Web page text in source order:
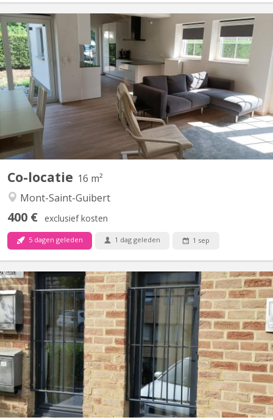
Co-locatie 16 m²
Mont-Saint-Guibert
400 € exclusief kosten
5 dagen geleden 1 dag geleden 1 sep
KV 1427
2 chambres à louer dans villa lumineuse et moderne, proche de
Louvain-la-Neuve (7 km) et de l'Axis Parc ( 4 km). Bus 34 pour
Louvain-la-Neuve à 30 mètres ; parking extérieur : 480€ par mois,
charges comprises. Pour non-fumeur ou fumeur uniquement en
extérieur. Les autres chambres sont occupées par...
KV 2081
Appartement lumineux de 56m2 disponible, et possible pour 2
personnes ou couple. Un salon meublé avec 2 divans-lits, tapis et
table de salon et rangé table-bureau; une grande chambre avec 2
lits (1 grand 2 personnes et 1personne), 2 placards de
rangement, et bureau avec fauteuil ; cuisine équipée...